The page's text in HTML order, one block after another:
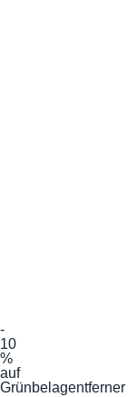
-
10
%
auf
Grünbelagentferner